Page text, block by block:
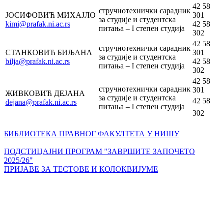
ЈОСИФОВИЋ МИХАЈЛО
kimi@prafak.ni.ac.rs
стручнотехнички сарадник
за студије и студентска
питања – I степен студија
42 58
301
42 58
302
СТАНКОВИЋ БИЉАНА
bilja@prafak.ni.ac.rs
стручнотехнички сарадник
за студије и студентска
питања – I степен студија
42 58
301
42 58
302
ЖИВКОВИЋ ДЕЈАНА
dejana@prafak.ni.ac.rs
стручнотехнички сарадник
за студије и студентска
питања – I степен студија
42 58
301
42 58
302
БИБЛИОТЕКА ПРАВНОГ ФАКУЛТЕТА У НИШУ
ПОДСТИЦАЈНИ ПРОГРАМ "ЗАВРШИТЕ ЗАПОЧЕТО
2025/26"
ПРИЈАВЕ ЗА ТЕСТОВЕ И КОЛОКВИЈУМЕ